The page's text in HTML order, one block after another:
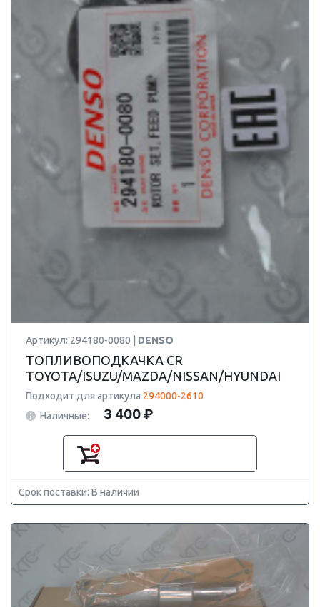
Артикул: 294180-0080 | DENSO
ТОПЛИВОПОДКАЧКА CR
TOYOTA/ISUZU/MAZDA/NISSAN/HYUNDAI
Подходит для артикула 294000-2610
Наличные:
3 400 ₽
Срок поставки: В наличии